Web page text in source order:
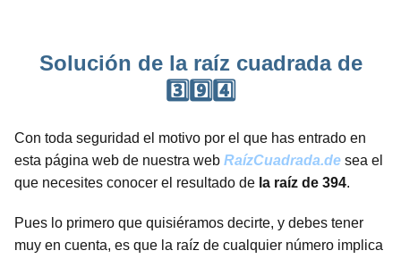
Solución de la raíz cuadrada de
3️⃣9️⃣4️⃣
Con toda seguridad el motivo por el que has entrado en
esta página web de nuestra web RaízCuadrada.de sea el
que necesites conocer el resultado de la raíz de 394.
Pues lo primero que quisiéramos decirte, y debes tener
muy en cuenta, es que la raíz de cualquier número implica